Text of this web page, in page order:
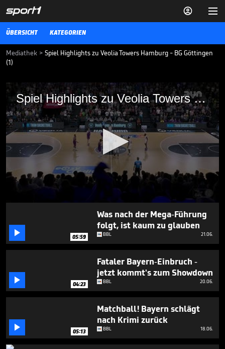


ÜBERSICHT KATEGORIEN
Mediathek > Spiel Highlights zu Veolia Towers Hamburg - BG Göttingen
(1)
Spiel Highlights zu Veolia Towers Hamburg - BG Göttingen (1)
minutes,
14
Spiel Highlights zu Veolia Towers
Hamburg - BG Göttingen (1)
Spiel Highlights zu Veolia Towers Hamburg - BG Göttingen (1)

"Wegweisend": FC Bayern
plant großes Projekt
 05:59
Was nach der Mega-Führung
folgt, ist kaum zu glauben
BBL 21.06.
 04:23
Fataler Bayern-Einbruch -
jetzt kommt's zum Showdown
BBL 20.06.
 05:13
Matchball! Bayern schlägt
nach Krimi zurück
BBL 18.06.